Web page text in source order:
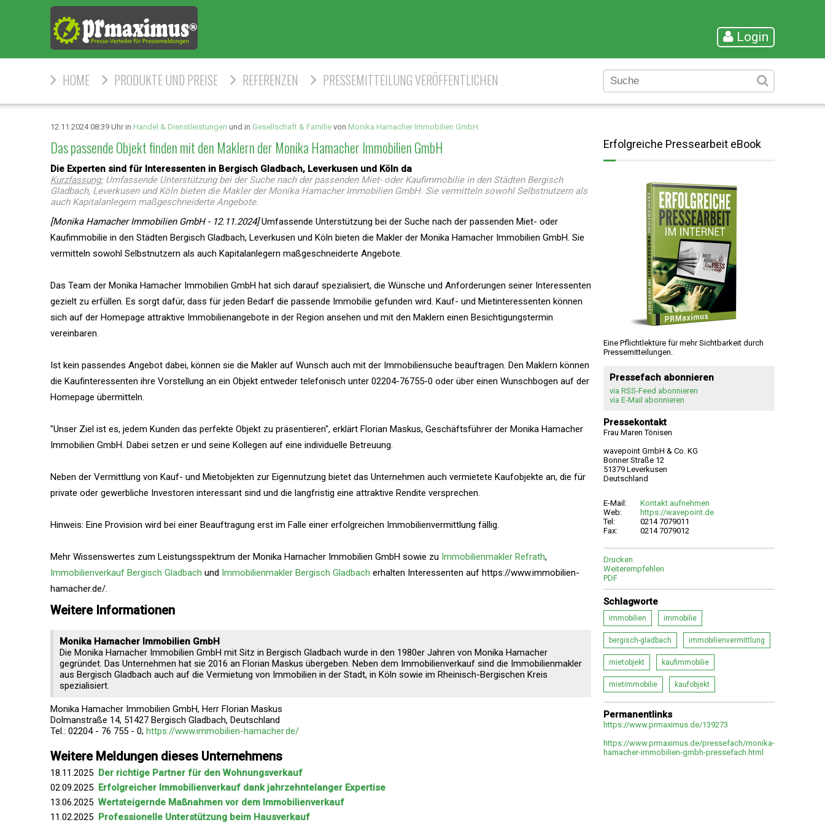
Login
HOME PRODUKTE UND PREISE REFERENZEN PRESSEMITTEILUNG VERÖFFENTLICHEN
12.11.2024 08:39 Uhr in Handel & Dienstleistungen und in Gesellschaft & Familie von Monika Hamacher Immobilien GmbH
Das passende Objekt finden mit den Maklern der Monika Hamacher Immobilien GmbH
Die Experten sind für Interessenten in Bergisch Gladbach, Leverkusen und Köln da
Kurzfassung:Umfassende Unterstützung bei der Suche nach der passenden Miet- oder Kaufimmobilie in den Städten Bergisch
Gladbach, Leverkusen und Köln bieten die Makler der Monika Hamacher Immobilien GmbH. Sie vermitteln sowohl Selbstnutzern als
auch Kapitalanlegern maßgeschneiderte Angebote.
[Monika Hamacher Immobilien GmbH - 12.11.2024]Umfassende Unterstützung bei der Suche nach der passenden Miet- oder
Kaufimmobilie in den Städten Bergisch Gladbach, Leverkusen und Köln bieten die Makler der Monika Hamacher Immobilien GmbH. Sie
vermitteln sowohl Selbstnutzern als auch Kapitalanlegern maßgeschneiderte Angebote.
Das Team der Monika Hamacher Immobilien GmbH hat sich darauf spezialisiert, die Wünsche und Anforderungen seiner Interessenten
gezielt zu erfüllen. Es sorgt dafür, dass für jeden Bedarf die passende Immobilie gefunden wird. Kauf- und Mietinteressenten können
sich auf der Homepage attraktive Immobilienangebote in der Region ansehen und mit den Maklern einen Besichtigungstermin
vereinbaren.
Ist kein passendes Angebot dabei, können sie die Makler auf Wunsch auch mit der Immobiliensuche beauftragen. Den Maklern können
die Kaufinteressenten ihre Vorstellung an ein Objekt entweder telefonisch unter 02204-76755-0 oder über einen Wunschbogen auf der
Homepage übermitteln.
"Unser Ziel ist es, jedem Kunden das perfekte Objekt zu präsentieren", erklärt Florian Maskus, Geschäftsführer der Monika Hamacher
Immobilien GmbH. Dabei setzen er und seine Kollegen auf eine individuelle Betreuung.
Neben der Vermittlung von Kauf- und Mietobjekten zur Eigennutzung bietet das Unternehmen auch vermietete Kaufobjekte an, die für
private oder gewerbliche Investoren interessant sind und die langfristig eine attraktive Rendite versprechen.
Hinweis: Eine Provision wird bei einer Beauftragung erst im Falle einer erfolgreichen Immobilienvermittlung fällig.
Mehr Wissenswertes zum Leistungsspektrum der Monika Hamacher Immobilien GmbH sowie zu Immobilienmakler Refrath,
Immobilienverkauf Bergisch Gladbach und Immobilienmakler Bergisch Gladbach erhalten Interessenten auf https://www.immobilien-
hamacher.de/.
Weitere Informationen
Monika Hamacher Immobilien GmbH
Die Monika Hamacher Immobilien GmbH mit Sitz in Bergisch Gladbach wurde in den 1980er Jahren von Monika Hamacher
gegründet. Das Unternehmen hat sie 2016 an Florian Maskus übergeben. Neben dem Immobilienverkauf sind die Immobilienmakler
aus Bergisch Gladbach auch auf die Vermietung von Immobilien in der Stadt, in Köln sowie im Rheinisch-Bergischen Kreis
spezialisiert.
Monika Hamacher Immobilien GmbH, Herr Florian Maskus
Dolmanstraße 14, 51427 Bergisch Gladbach, Deutschland
Tel.: 02204 - 76 755 - 0; https://www.immobilien-hamacher.de/
Weitere Meldungen dieses Unternehmens
18.11.2025 Der richtige Partner für den Wohnungsverkauf
02.09.2025 Erfolgreicher Immobilienverkauf dank jahrzehntelanger Expertise
13.06.2025 Wertsteigernde Maßnahmen vor dem Immobilienverkauf
11.02.2025 Professionelle Unterstützung beim Hausverkauf
Erfolgreiche Pressearbeit eBook
Eine Pflichtlektüre für mehr Sichtbarkeit durch
Pressemitteilungen.
Pressefach abonnieren
via RSS-Feed abonnieren
via E-Mail abonnieren
Pressekontakt
Frau Maren Tönisen
wavepoint GmbH & Co. KG
Bonner Straße 12
51379 Leverkusen
Deutschland
E-Mail:
Kontakt aufnehmen
Web:
https://wavepoint.de
Tel:
0214 7079011
Fax:
0214 7079012
Drucken
Weiterempfehlen
PDF
Schlagworte
immobilien immobilie
bergisch-gladbach immobilienvermittlung
mietobjekt kaufimmobilie
mietimmobilie kaufobjekt
Permanentlinks
https://www.prmaximus.de/139273
https://www.prmaximus.de/pressefach/monika-
hamacher-immobilien-gmbh-pressefach.html